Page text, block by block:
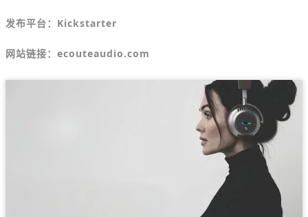
发布平台： Kickstarter
网站链接：ecouteaudio.com